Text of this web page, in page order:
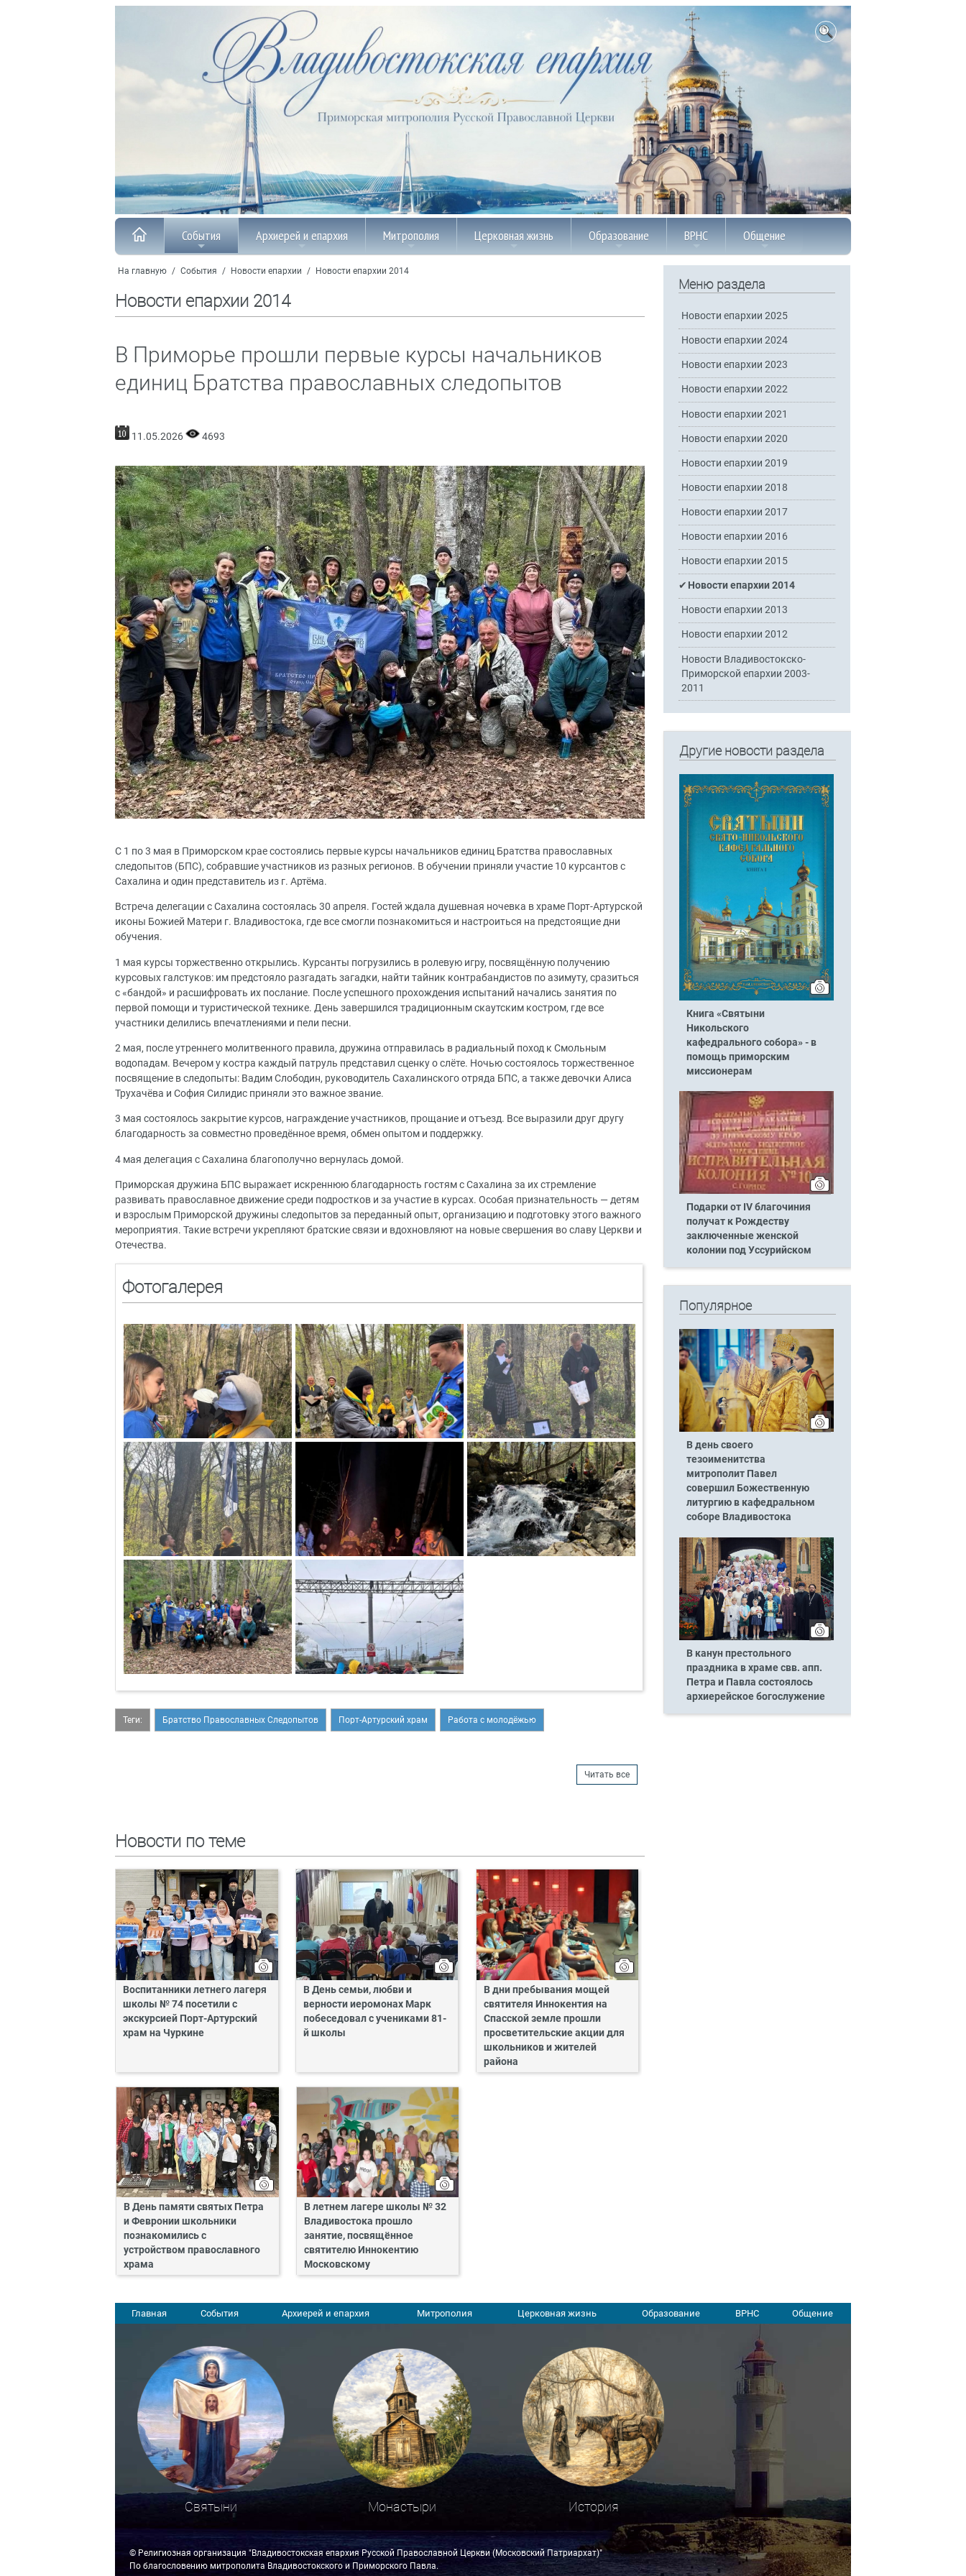
События Архиерей и епархия Митрополия Церковная жизнь Образование ВРНС Общение
На главную / События / Новости епархии / Новости епархии 2014
Новости епархии 2014
В Приморье прошли первые курсы начальников
единиц Братства православных следопытов
11.05.2026 4693
С 1 по 3 мая в Приморском крае состоялись первые курсы начальников единиц Братства православных
следопытов (БПС), собравшие участников из разных регионов. В обучении приняли участие 10 курсантов с
Сахалина и один представитель из г. Артёма.
Встреча делегации с Сахалина состоялась 30 апреля. Гостей ждала душевная ночевка в храме Порт-Артурской
иконы Божией Матери г. Владивостока, где все смогли познакомиться и настроиться на предстоящие дни
обучения.
1 мая курсы торжественно открылись. Курсанты погрузились в ролевую игру, посвящённую получению
курсовых галстуков: им предстояло разгадать загадки, найти тайник контрабандистов по азимуту, сразиться
с «бандой» и расшифровать их послание. После успешного прохождения испытаний начались занятия по
первой помощи и туристической технике. День завершился традиционным скаутским костром, где все
участники делились впечатлениями и пели песни.
2 мая, после утреннего молитвенного правила, дружина отправилась в радиальный поход к Смольным
водопадам. Вечером у костра каждый патруль представил сценку о слёте. Ночью состоялось торжественное
посвящение в следопыты: Вадим Слободин, руководитель Сахалинского отряда БПС, а также девочки Алиса
Трухачёва и София Силидис приняли это важное звание.
3 мая состоялось закрытие курсов, награждение участников, прощание и отъезд. Все выразили друг другу
благодарность за совместно проведённое время, обмен опытом и поддержку.
4 мая делегация с Сахалина благополучно вернулась домой.
Приморская дружина БПС выражает искреннюю благодарность гостям с Сахалина за их стремление
развивать православное движение среди подростков и за участие в курсах. Особая признательность — детям
и взрослым Приморской дружины следопытов за переданный опыт, организацию и подготовку этого важного
мероприятия. Такие встречи укрепляют братские связи и вдохновляют на новые свершения во славу Церкви и
Отечества.
Фотогалерея
Теги: Братство Православных Следопытов Порт-Артурский храм Работа с молодёжью
Читать все
Новости по теме
Воспитанники летнего лагеря
школы № 74 посетили с
экскурсией Порт-Артурский
храм на Чуркине
В День семьи, любви и
верности иеромонах Марк
побеседовал с учениками 81-
й школы
В дни пребывания мощей
святителя Иннокентия на
Спасской земле прошли
просветительские акции для
школьников и жителей
района
В День памяти святых Петра
и Февронии школьники
познакомились с
устройством православного
храма
В летнем лагере школы № 32
Владивостока прошло
занятие, посвящённое
святителю Иннокентию
Московскому
Меню раздела
Новости епархии 2025
Новости епархии 2024
Новости епархии 2023
Новости епархии 2022
Новости епархии 2021
Новости епархии 2020
Новости епархии 2019
Новости епархии 2018
Новости епархии 2017
Новости епархии 2016
Новости епархии 2015
Новости епархии 2014
Новости епархии 2013
Новости епархии 2012
Новости Владивостокско-
Приморской епархии 2003-
2011
Другие новости раздела
Книга «Святыни
Никольского
кафедрального собора» - в
помощь приморским
миссионерам
Подарки от IV благочиния
получат к Рождеству
заключенные женской
колонии под Уссурийском
Популярное
В день своего
тезоименитства
митрополит Павел
совершил Божественную
литургию в кафедральном
соборе Владивостока
В канун престольного
праздника в храме свв. апп.
Петра и Павла состоялось
архиерейское богослужение
Главная События Архиерей и епархия Митрополия Церковная жизнь Образование ВРНС Общение
Святыни Монастыри История
© Религиозная организация "Владивостокская епархия Русской Православной Церкви (Московский Патриархат)"
По благословению митрополита Владивостокского и Приморского Павла.